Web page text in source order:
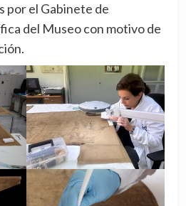
por el Gabinete de
del Museo con motivo de